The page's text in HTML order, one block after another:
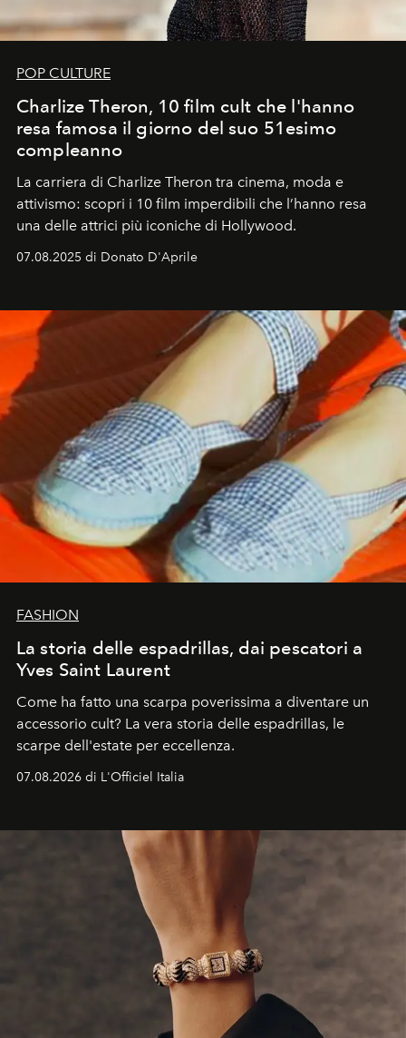
POP CULTURE
Charlize Theron, 10 film cult che l'hanno
resa famosa il giorno del suo 51esimo
compleanno
La carriera di Charlize Theron tra cinema, moda e
attivismo: scopri i 10 film imperdibili che l’hanno resa
una delle attrici più iconiche di Hollywood.
07.08.2025 di Donato D'Aprile
FASHION
La storia delle espadrillas, dai pescatori a
Yves Saint Laurent
Come ha fatto una scarpa poverissima a diventare un
accessorio cult? La vera storia delle espadrillas, le
scarpe dell'estate per eccellenza.
07.08.2026 di L'Officiel Italia